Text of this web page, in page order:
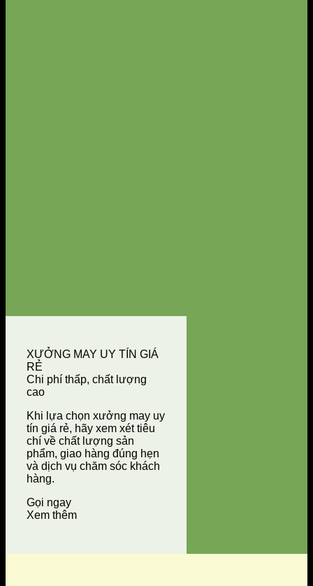
XƯỞNG MAY UY TÍN GIÁ
RẺ
Chi phí thấp, chất lượng
cao
Khi lựa chọn xưởng may uy
tín giá rẻ, hãy xem xét tiêu
chí về chất lượng sản
phẩm, giao hàng đúng hẹn
và dịch vụ chăm sóc khách
hàng.
Gọi ngay
Xem thêm